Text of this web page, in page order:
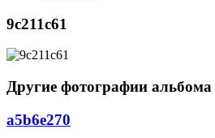
9c211c61
Другие фотографии альбома
a5b6e270